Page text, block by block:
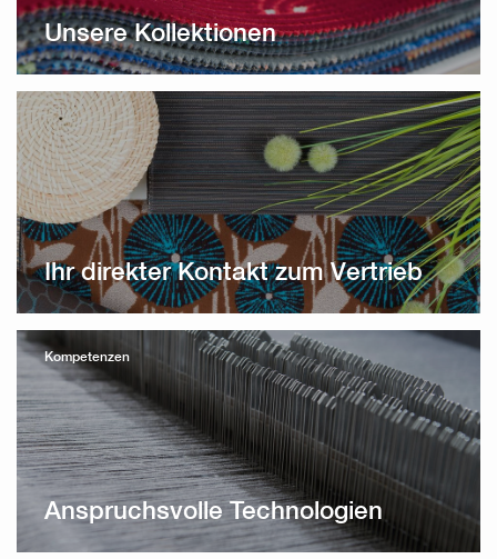
Unsere Kollektionen
Ihr direkter Kontakt zum Vertrieb
Kompetenzen
Anspruchsvolle Technologien